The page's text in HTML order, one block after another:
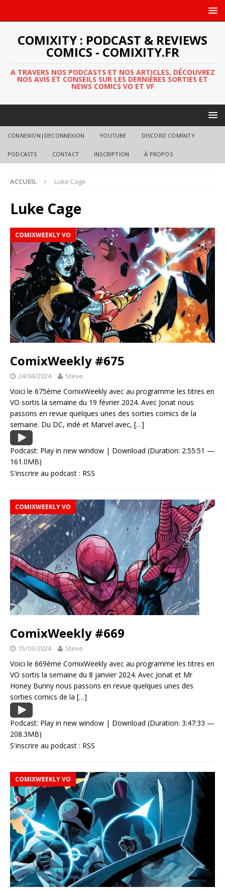
COMIXITY : PODCAST & REVIEWS
COMICS - COMIXITY.FR
A TRAVERS NOS PODCASTS ET NOS ARTICLES, DÉCOUVREZ
NOS AVIS ET CONSEILS SUR LES DERNIÈRES SORTIES ET
NEWS COMICS VO ET VF
CONNEXION|DECONNEXION YOUTUBE DISCORD COMIXITY
PODCASTS CONTACT INSCRIPTION À PROPOS
ACCUEIL Luke Cage
Luke Cage
COMIXWEEKLY VO
ComixWeekly #675
24/04/2024 Steve
Voici le 675ème ComixWeekly avec au programme les titres en
VO sortis la semaine du 19 février 2024. Avec Jonat nous
passons en revue quelques unes des sorties comics de la
semaine. Du DC, indé et Marvel avec, […]
Podcast: Play in new window | Download (Duration: 2:55:51 —
161.0MB)
S'inscrire au podcast : RSS
COMIXWEEKLY VO
ComixWeekly #669
15/03/2024 Steve
Voici le 669ème ComixWeekly avec au programme les titres en
VO sortis la semaine du 8 janvier 2024. Avec Jonat et Mr
Honey Bunny nous passons en revue quelques unes des
sorties comics de la […]
Podcast: Play in new window | Download (Duration: 3:47:33 —
208.3MB)
S'inscrire au podcast : RSS
COMIXWEEKLY VO